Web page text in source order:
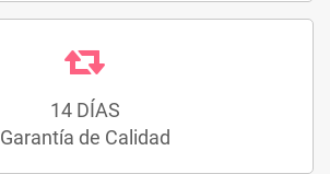
14 DÍAS
Garantía de Calidad